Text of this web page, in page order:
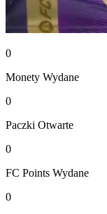
0
Monety Wydane
0
Paczki Otwarte
0
FC Points Wydane
0